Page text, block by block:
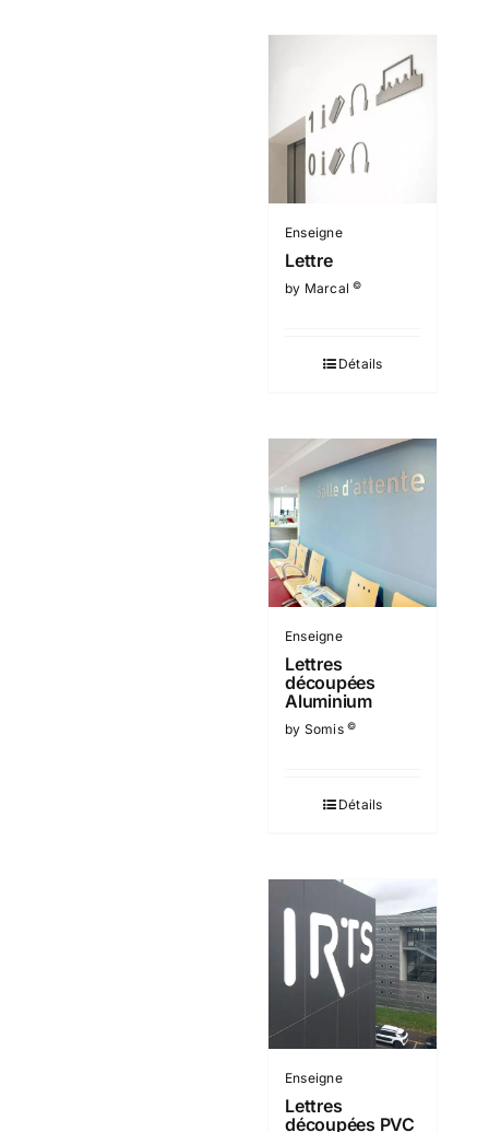
Enseigne
Lettre
by Marcal©
Détails
Enseigne
Lettres
découpées
Aluminium
by Somis©
Détails
Enseigne
Lettres
découpées PVC